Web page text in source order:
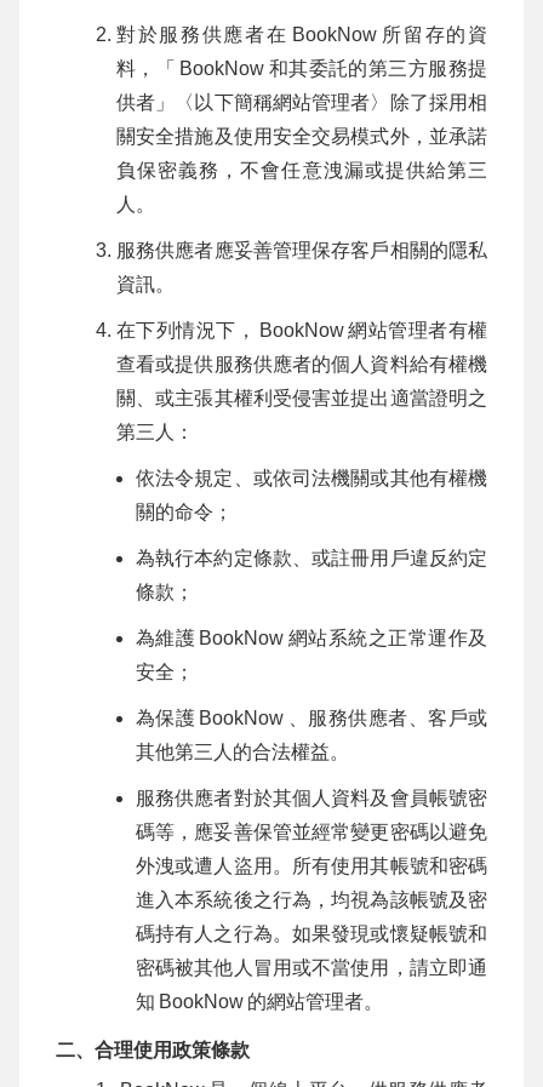
對於服務供應者在 BookNow 所留存的資
料，「
BookNow 和其委託的第三方服務提
供者」〈以下簡稱網站管理者〉除了採用相
關安全措施及使用安全交易模式外，並承諾
負保密義務，不會任意洩漏或提供給第三
人。
服務供應者應妥善管理保存客戶相關的隱私
資訊。
在下列情況下， BookNow網站管理者有權
查看或提供服務供應者的個人資料給有權機
關、或主張其權利受侵害並提出適當證明之
第三人：
依法令規定、或依司法機關或其他有權機
關的命令；
為執行本約定條款、或註冊用戶違反約定
條款；
為維護 BookNow 網站系統之正常運作及
安全；
為保護 BookNow
、服務供應者、客戶或
其他第三人的合法權益。
服務供應者對於其個人資料及會員帳號密
碼等，應妥善保管並經常變更密碼以避免
外洩或遭人盜用。所有使用其帳號和密碼
進入本系統後之行為，均視為該帳號及密
碼持有人之行為。如果發現或懷疑帳號和
密碼被其他人冒用或不當使用，請立即通
知 BookNow 的網站管理者。
二、合理使用政策條款